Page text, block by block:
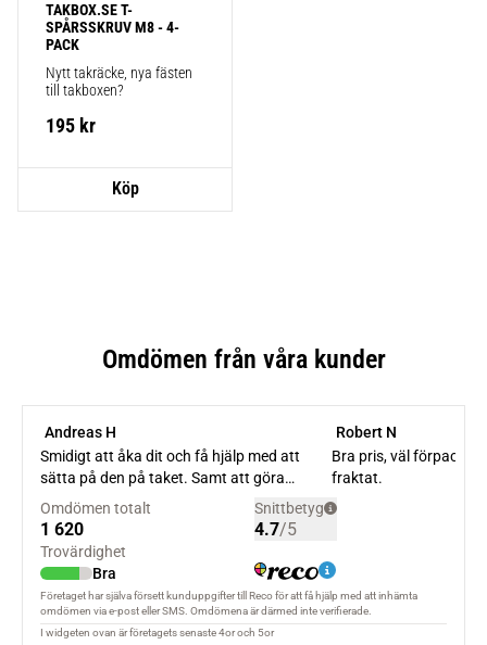
TAKBOX.SE T-
SPÅRSSKRUV M8 - 4-
PACK
Nytt takräcke, nya fästen
till takboxen?
195 kr